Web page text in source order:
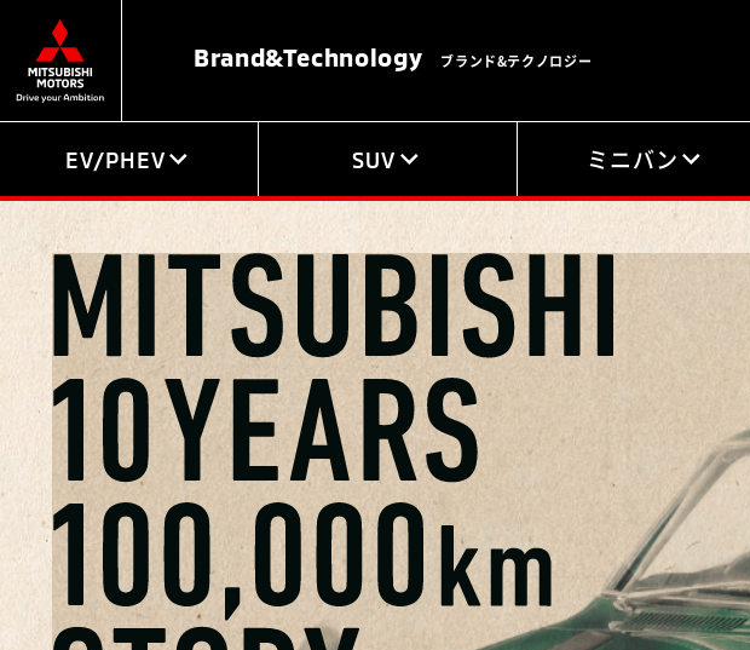
Brand&Technology ブランド&テクノロジー
EV/PHEV SUV ミニバン